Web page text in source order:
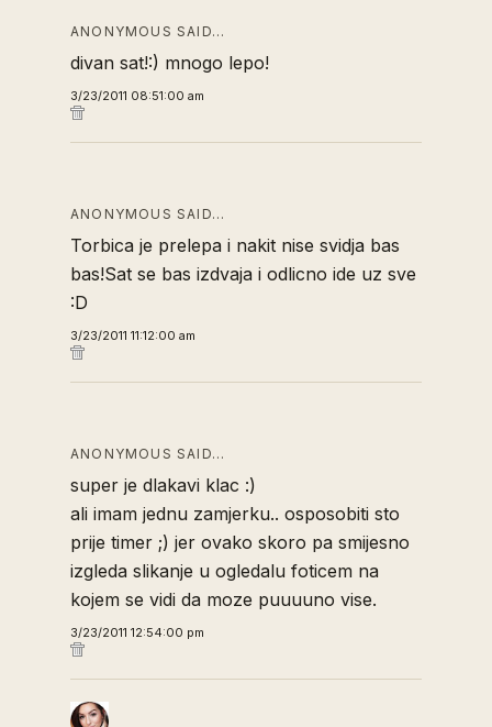
ANONYMOUS SAID…
divan sat!:) mnogo lepo!
3/23/2011 08:51:00 am
ANONYMOUS SAID…
Torbica je prelepa i nakit nise svidja bas
bas!Sat se bas izdvaja i odlicno ide uz sve
:D
3/23/2011 11:12:00 am
ANONYMOUS SAID…
super je dlakavi klac :)
ali imam jednu zamjerku.. osposobiti sto
prije timer ;) jer ovako skoro pa smijesno
izgleda slikanje u ogledalu foticem na
kojem se vidi da moze puuuuno vise.
3/23/2011 12:54:00 pm